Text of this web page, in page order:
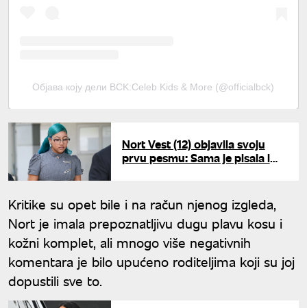
Објава коју дели BCK:Celeb Kids & More (@officialbck)
Nort Vest (12) objavila svoju
prvu pesmu: Sama je pisala i
Kritike su opet bile i na račun njenog izgleda,
Nort je imala prepoznatljivu dugu plavu kosu i
kožni komplet, ali mnogo više negativnih
komentara je bilo upućeno roditeljima koji su joj
dopustili sve to.